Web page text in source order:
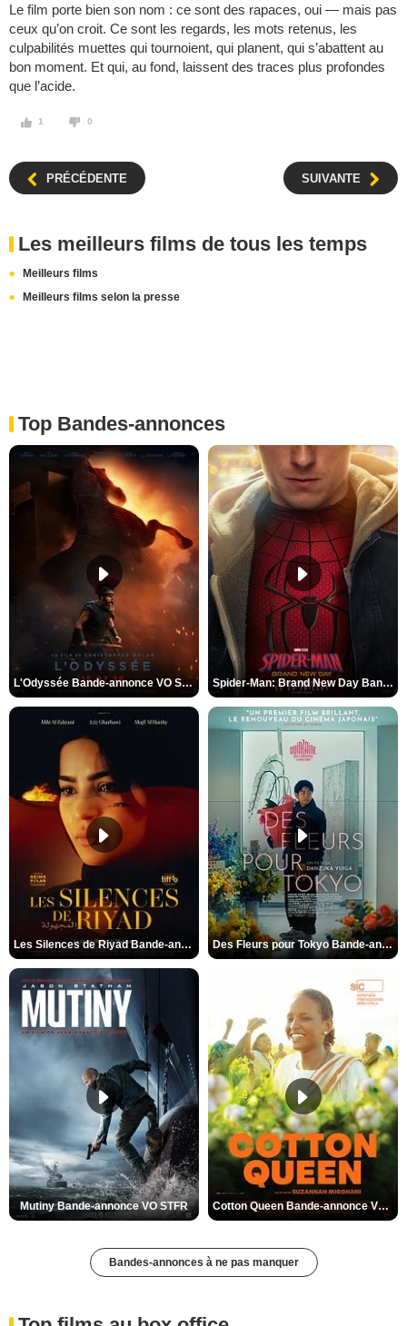
Le film porte bien son nom : ce sont des rapaces, oui — mais pas
ceux qu’on croit. Ce sont les regards, les mots retenus, les
culpabilités muettes qui tournoient, qui planent, qui s’abattent au
bon moment. Et qui, au fond, laissent des traces plus profondes
que l’acide.
1 0
PRÉCÉDENTE SUIVANTE
Les meilleurs films de tous les temps
Meilleurs films
Meilleurs films selon la presse
Top Bandes-annonces
L'Odyssée Bande-annonce VO STFR Spider-Man: Brand New Day Bande-annonce VO STFR
Les Silences de Riyad Bande-annonce VO STFR Des Fleurs pour Tokyo Bande-annonce VO STFR
Mutiny Bande-annonce VO STFR Cotton Queen Bande-annonce VO STFR
Bandes-annonces à ne pas manquer